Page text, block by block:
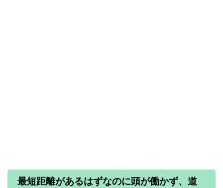
最短距離があるはずなのに頭が働かず、道